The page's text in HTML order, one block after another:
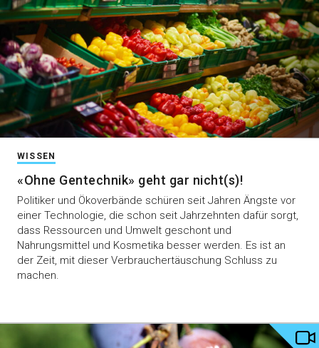
WISSEN
«Ohne Gentechnik» geht gar nicht(s)!
Politiker und Ökoverbände schüren seit Jahren Ängste vor
einer Technologie, die schon seit Jahrzehnten dafür sorgt,
dass Ressourcen und Umwelt geschont und
Nahrungsmittel und Kosmetika besser werden. Es ist an
der Zeit, mit dieser Verbrauchertäuschung Schluss zu
machen.